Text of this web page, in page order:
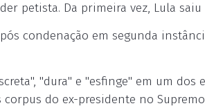
petista. Da primeira vez, Lula saiu
condenação em segunda
"dura" e "esfinge" em um
do ex-presidente no